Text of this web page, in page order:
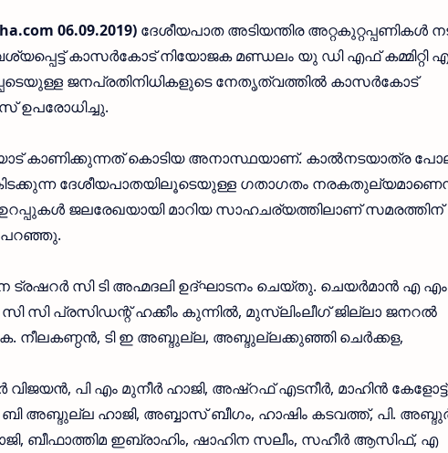
06.09.2019) ദേശീയപാത അടിയന്തിര അറ്റകുറ്റപ്പണികള്‍
കാസര്‍കോട് നിയോജക മണ്ഡലം യു ഡി എഫ് കമ്മിറ്റി
ജനപ്രതിനിധികളുടെ നേതൃത്വത്തില്‍ കാസര്‍കോട്
ഉപരോധിച്ചു.
കാണിക്കുന്നത് കൊടിയ അനാസ്ഥയാണ്. കാല്‍നടയാത്ര
ദേശീയപാതയിലൂടെയുള്ള ഗതാഗതം
ജലരേഖയായി മാറിയ സാഹചര്യത്തിലാണ് സമരത്തിന്
പറഞ്ഞു.
സി ടി അഹ്മദലി ഉദ്ഘാടനം ചെയ്തു. ചെയര്‍മാന്‍ എ എം
സി പ്രസിഡന്റ് ഹക്കീം കുന്നില്‍, മുസ്ലിംലീഗ് ജില്ലാ ജനറല്‍
നീലകണ്ഠന്‍, ടി ഇ അബ്ദുല്ല, അബ്ദുല്ലക്കുഞ്ഞി ചെര്‍ക്കള,
പി എം മുനീര്‍ ഹാജി, അഷ്റഫ് എടനീര്‍, മാഹിന്‍
അബ്ദുല്ല ഹാജി, അബ്ബാസ് ബീഗം, ഹാഷിം കടവത്ത്, പി.
ബീഫാത്തിമ ഇബ്രാഹിം, ഷാഹിന സലീം, സഹീര്‍ ആസിഫ്, എ